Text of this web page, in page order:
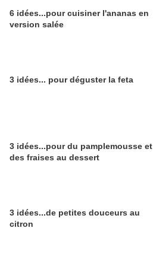
6 idées...pour cuisiner l'ananas en
version salée
3 idées... pour déguster la feta
3 idées...pour du pamplemousse et
des fraises au dessert
3 idées...de petites douceurs au
citron